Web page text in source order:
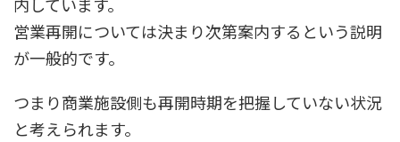
内しています。
営業再開については決まり次第案内するという説明
が一般的です。
つまり商業施設側も再開時期を把握していない状況
と考えられます。